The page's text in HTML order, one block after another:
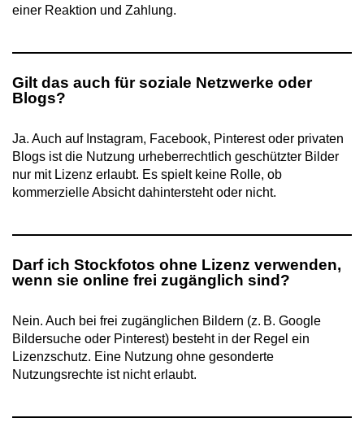
einer Reaktion und Zahlung.
Gilt das auch für soziale Netzwerke oder
Blogs?
Ja. Auch auf Instagram, Facebook, Pinterest oder privaten
Blogs ist die Nutzung urheberrechtlich geschützter Bilder
nur mit Lizenz erlaubt. Es spielt keine Rolle, ob
kommerzielle Absicht dahintersteht oder nicht.
Darf ich Stockfotos ohne Lizenz verwenden,
wenn sie online frei zugänglich sind?
Nein. Auch bei frei zugänglichen Bildern (z. B. Google
Bildersuche oder Pinterest) besteht in der Regel ein
Lizenzschutz. Eine Nutzung ohne gesonderte
Nutzungsrechte ist nicht erlaubt.